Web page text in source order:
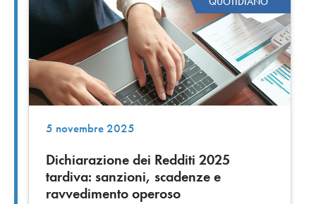
5 novembre 2025
Dichiarazione dei Redditi 2025
tardiva: sanzioni, scadenze e
ravvedimento operoso